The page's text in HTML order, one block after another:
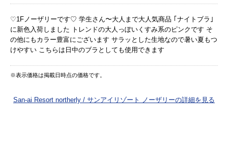
♡1Fノーザリーです♡ 学生さん〜大人まで大人気商品 ｢ナイトブラ｣
に新色入荷しました トレンドの大人っぽいくすみ系のピンクです そ
の他にもカラー豊富にございます サラッとした生地なので暑い夏もつ
けやすい こちらは日中のブラとしても使用できます
※表示価格は掲載日時点の価格です。
San-ai Resort northerly / サンアイリゾート ノーザリーの詳細を見る